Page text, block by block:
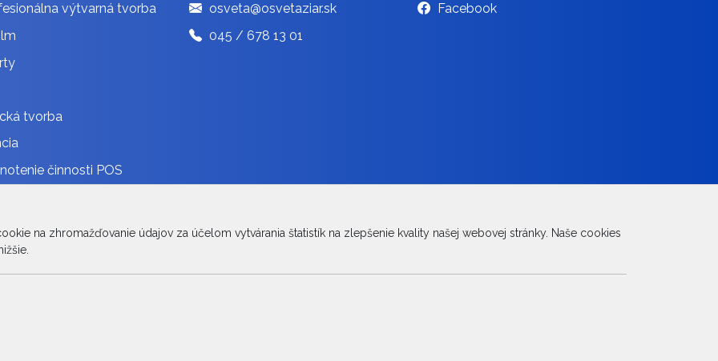
na zhromažďovanie údajov za účelom vytvárania štatistík na zlepšenie kvality našej webovej stránky. Naše cookies
výtvarná tvorba
tvorba
činnosti POS
osveta@osvetaziar.sk
045 / 678 13 01
Facebook